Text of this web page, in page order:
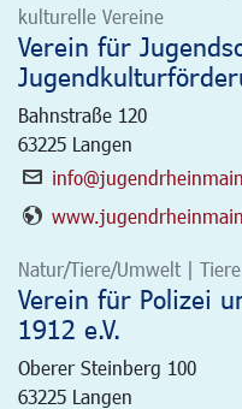
kulturelle Vereine
Verein für
Bahnstraße 120
63225 Langen
Natur/Tiere/Umwelt |
Verein für Polizei
1912 e.V.
Oberer Steinberg 100
63225 Langen